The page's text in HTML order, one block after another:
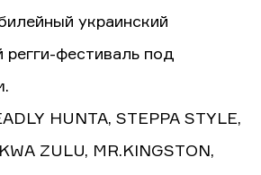
украинский
фестиваль под
HUNTA, STEPPA STYLE,
ZULU, MR.KINGSTON,